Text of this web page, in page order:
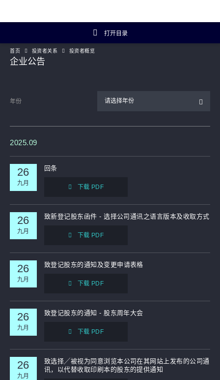
打开目录
投资者关系主页
财务数据
企业资料
Artisanal Connect
可持续发展
补发已报失股票的公告
首页 投资者关系 投资者概览
企业公告
年份 请选择年份
2025.09
26
九月
回条
下载 PDF
26
九月
致新登记股东函件 - 选择公司通讯之语言版本及收取方式
下载 PDF
26
九月
致登记股东的通知及变更申请表格
下载 PDF
26
九月
致登记股东的通知 - 股东周年大会
下载 PDF
26
九月
致选择╱被视为同意浏览本公司在其网站上发布的公司通
讯，以代替收取印刷本的股东的提供通知